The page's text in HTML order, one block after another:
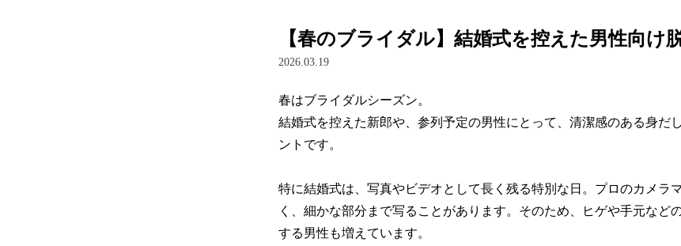
【春のブライダル】結婚式を控えた男性向け
2026.03.19
春はブライダルシーズン。
結婚式を控えた新郎や、参列予定の男性にとって、清潔感のある身だ
ントです。
特に結婚式は、写真やビデオとして長く残る特別な日。プロのカメラ
く、細かな部分まで写ることがあります。そのため、ヒゲや手元など
する男性も増えています。